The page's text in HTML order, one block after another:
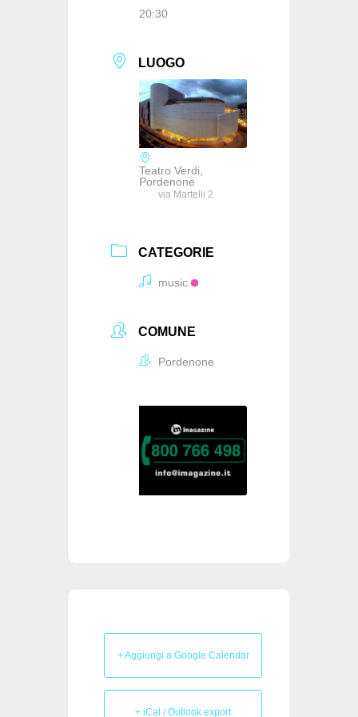
20:30
LUOGO
Teatro Verdi,
Pordenone
via Martelli 2
CATEGORIE
music
COMUNE
Pordenone
+ Aggiungi a Google Calendar
+ iCal / Outlook export